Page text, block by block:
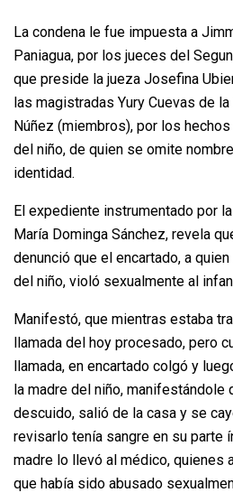
La condena le fue impuesta a
Paniagua, por los jueces del
que preside la jueza Josefina
las magistradas Yury Cuevas de
Núñez (miembros), por los
del niño, de quien se omite
identidad.
El expediente instrumentado por
María Dominga Sánchez, revela
denunció que el encartado, a
del niño, violó sexualmente al
Manifestó, que mientras estaba
llamada del hoy procesado, pero
llamada, en encartado colgó y
la madre del niño, manifestándole
descuido, salió de la casa y se
revisarlo tenía sangre en su parte
madre lo llevó al médico, quienes
que había sido abusado